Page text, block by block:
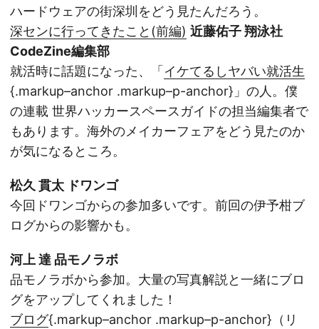
ハードウェアの街深圳をどう見たんだろう。
深センに行ってきたこと(前編) 近藤佑子 翔泳社
CodeZine編集部
就活時に話題になった、「 イケてるしヤバい就活生
{.markup–anchor .markup–p-anchor}」の人。僕
の連載 世界ハッカースペースガイドの担当編集者で
もあります。海外のメイカーフェアをどう見たのか
が気になるところ。
松久 貫太 ドワンゴ
今回ドワンゴからの参加多いです。前回の伊予柑ブ
ログからの影響かも。
河上 達 品モノラボ
品モノラボから参加。大量の写真解説と一緒にブロ
グをアップしてくれました！
ブログ{.markup–anchor .markup–p-anchor}（リ